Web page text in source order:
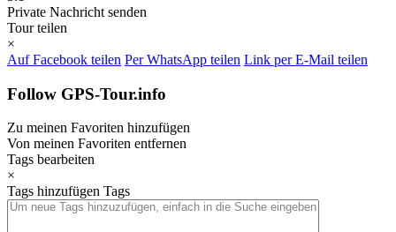
Private Nachricht senden
Tour teilen
×
Auf Facebook teilen Per WhatsApp teilen Link per E-Mail teilen
Follow GPS-Tour.info
Zu meinen Favoriten hinzufügen
Von meinen Favoriten entfernen
Tags bearbeiten
×
Tags hinzufügen Tags